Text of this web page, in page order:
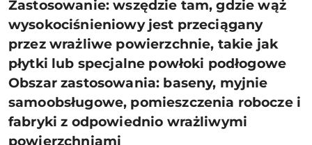
Zastosowanie: wszędzie tam, gdzie wąż
wysokociśnieniowy jest przeciągany
przez wrażliwe powierzchnie, takie jak
płytki lub specjalne powłoki podłogowe
Obszar zastosowania: baseny, myjnie
samoobsługowe, pomieszczenia robocze i
fabryki z odpowiednio wrażliwymi
powierzchniami